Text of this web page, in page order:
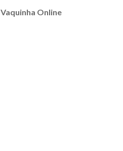
Vaquinha Online